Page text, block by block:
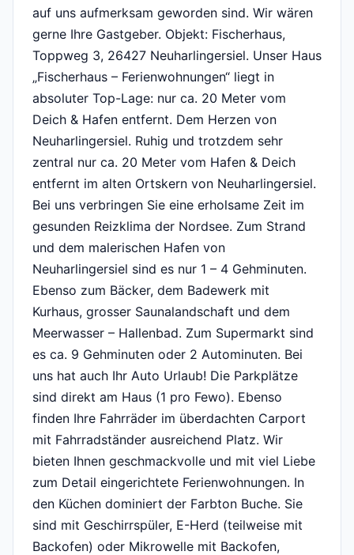
auf uns aufmerksam geworden sind. Wir wären
gerne Ihre Gastgeber. Objekt: Fischerhaus,
Toppweg 3, 26427 Neuharlingersiel. Unser Haus
„Fischerhaus – Ferienwohnungen“ liegt in
absoluter Top-Lage: nur ca. 20 Meter vom
Deich & Hafen entfernt. Dem Herzen von
Neuharlingersiel. Ruhig und trotzdem sehr
zentral nur ca. 20 Meter vom Hafen & Deich
entfernt im alten Ortskern von Neuharlingersiel.
Bei uns verbringen Sie eine erholsame Zeit im
gesunden Reizklima der Nordsee. Zum Strand
und dem malerischen Hafen von
Neuharlingersiel sind es nur 1 – 4 Gehminuten.
Ebenso zum Bäcker, dem Badewerk mit
Kurhaus, grosser Saunalandschaft und dem
Meerwasser – Hallenbad. Zum Supermarkt sind
es ca. 9 Gehminuten oder 2 Autominuten. Bei
uns hat auch Ihr Auto Urlaub! Die Parkplätze
sind direkt am Haus (1 pro Fewo). Ebenso
finden Ihre Fahrräder im überdachten Carport
mit Fahrradständer ausreichend Platz. Wir
bieten Ihnen geschmackvolle und mit viel Liebe
zum Detail eingerichtete Ferienwohnungen. In
den Küchen dominiert der Farbton Buche. Sie
sind mit Geschirrspüler, E-Herd (teilweise mit
Backofen) oder Mikrowelle mit Backofen,